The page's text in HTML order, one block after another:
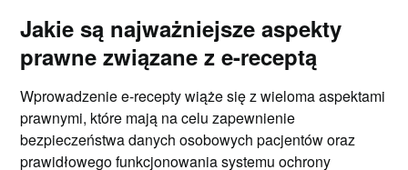
Jakie są najważniejsze aspekty
prawne związane z e-receptą
Wprowadzenie e-recepty wiąże się z wieloma aspektami
prawnymi, które mają na celu zapewnienie
bezpieczeństwa danych osobowych pacjentów oraz
prawidłowego funkcjonowania systemu ochrony